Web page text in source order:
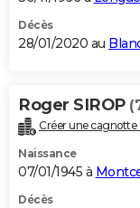
Décès
28/01/2020 au
Roger SIROP
Créer une cagnotte
Naissance
07/01/1945 à
Décès